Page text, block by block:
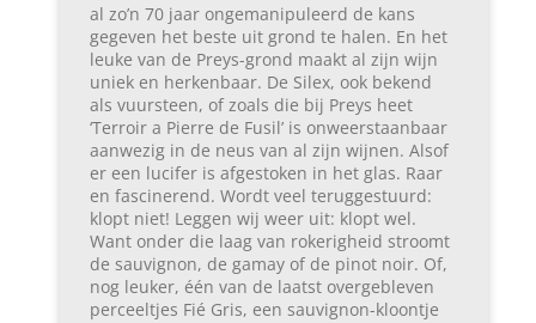
al zo’n 70 jaar ongemanipuleerd de kans
gegeven het beste uit grond te halen. En het
leuke van de Preys-grond maakt al zijn wijn
uniek en herkenbaar. De Silex, ook bekend
als vuursteen, of zoals die bij Preys heet
‘Terroir a Pierre de Fusil’ is onweerstaanbaar
aanwezig in de neus van al zijn wijnen. Alsof
er een lucifer is afgestoken in het glas. Raar
en fascinerend. Wordt veel teruggestuurd:
klopt niet! Leggen wij weer uit: klopt wel.
Want onder die laag van rokerigheid stroomt
de sauvignon, de gamay of de pinot noir. Of,
nog leuker, één van de laatst overgebleven
perceeltjes Fié Gris, een sauvignon-kloontje